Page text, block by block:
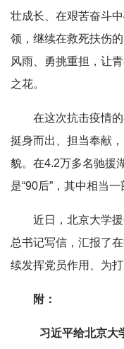
壮成长、在艰苦奋斗
领，继续在救死扶伤
风雨、勇挑重担，让
之花。
在这次抗击疫情
挺身而出、担当奉献
貌。在4.2万多名驰援
是“90后”，其中相当一
近日，北京大学
总书记写信，汇报了
续发挥党员作用、为
附：
习近平给北京大